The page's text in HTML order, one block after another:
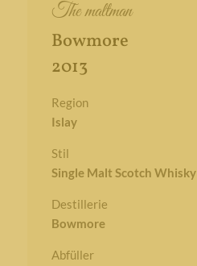
The maltman
Bowmore
2013
Region
Islay
Stil
Single Malt Scotch Whisky
Destillerie
Bowmore
Abfüller